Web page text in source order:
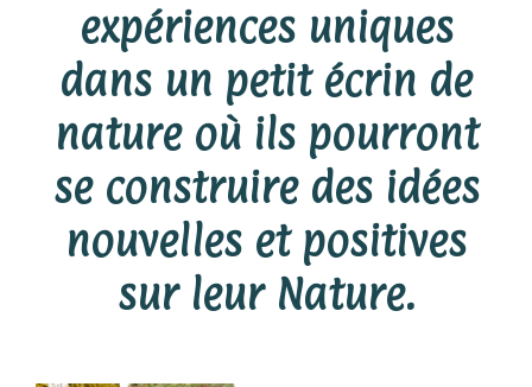
expériences uniques
dans un petit écrin de
nature où ils pourront
se construire des idées
nouvelles et positives
sur leur Nature.